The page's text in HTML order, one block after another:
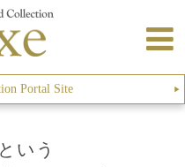
Portal Site ▶︎
いう